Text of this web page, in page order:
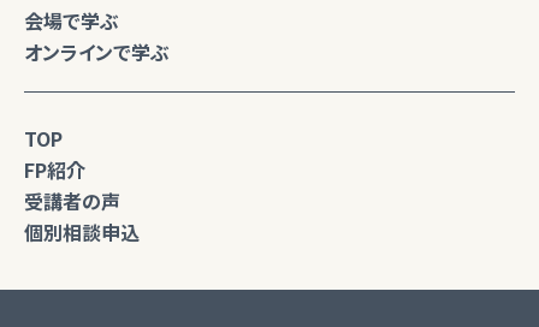
会場で学ぶ
オンラインで学ぶ
TOP
FP紹介
受講者の声
個別相談申込